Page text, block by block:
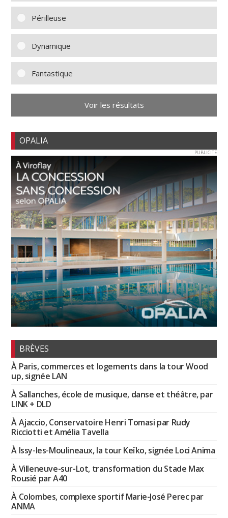
Périlleuse
Dynamique
Fantastique
Voir les résultats
OPALIA
PUBLICITE
BRÈVES
À Paris, commerces et logements dans la tour Wood
up, signée LAN
À Sallanches, école de musique, danse et théâtre, par
LINK + DLD
À Ajaccio, Conservatoire Henri Tomasi par Rudy
Ricciotti et Amélia Tavella
À Issy-les-Moulineaux, la tour Keïko, signée Loci Anima
À Villeneuve-sur-Lot, transformation du Stade Max
Rousié par A40
À Colombes, complexe sportif Marie-José Perec par
ANMA